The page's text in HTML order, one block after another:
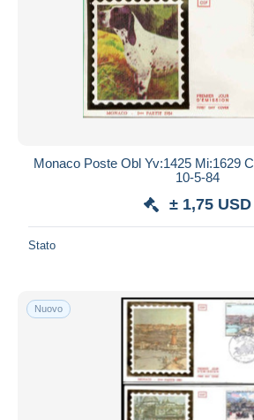
Monaco Poste Obl Yv:1425 Mi:1629
10-5-84
± 1,75 USD
Stato
Nuovo